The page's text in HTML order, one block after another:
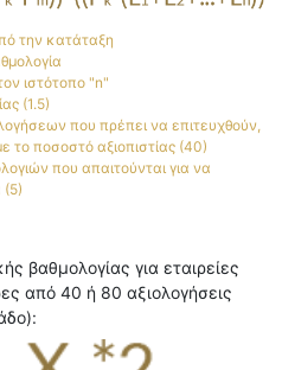
την κατάταξη
ιστότοπο "n"
(1.5)
που πρέπει να επιτευχθούν,
το ποσοστό αξιοπιστίας (40)
που απαιτούνται για να
(5)
βαθμολογίας για εταιρείες
από 40 ή 80 αξιολογήσεις